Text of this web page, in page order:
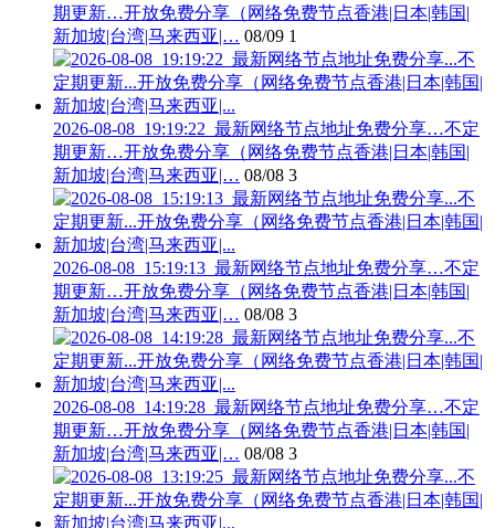
期更新…开放免费分享（网络免费节点香港|日本|韩国|
新加坡|台湾|马来西亚|… 08/09 1
2026-08-08_19:19:22_最新网络节点地址免费分享…不定
期更新…开放免费分享（网络免费节点香港|日本|韩国|
新加坡|台湾|马来西亚|… 08/08 3
2026-08-08_15:19:13_最新网络节点地址免费分享…不定
期更新…开放免费分享（网络免费节点香港|日本|韩国|
新加坡|台湾|马来西亚|… 08/08 3
2026-08-08_14:19:28_最新网络节点地址免费分享…不定
期更新…开放免费分享（网络免费节点香港|日本|韩国|
新加坡|台湾|马来西亚|… 08/08 3